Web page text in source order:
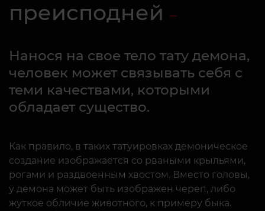
преисподней
Нанося на свое тело тату демона,
человек может связывать себя с
теми качествами, которыми
обладает существо.
Как правило, в таких татуировках демоническое
создание изображается со рваными крыльями,
рогами и раздвоенным хвостом. Вместо головы,
у демона может быть изображен череп, либо
жуткое обличие животного, к примеру быка.